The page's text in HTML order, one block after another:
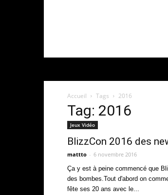
Accueil Tags 2016
Tag: 2016
Jeux Vidéo
BlizzCon 2016 des
mattto - 6 novembre 2016
Ça y est à peine commencé que
des bombes.Tout d'abord on
fête ses 20 ans avec le...